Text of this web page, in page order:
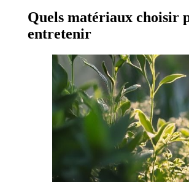
Quels matériaux choisir
entretenir